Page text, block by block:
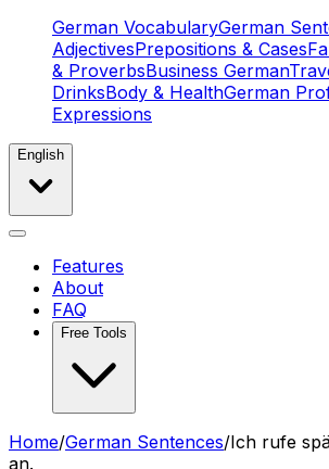
German VocabularyGerman
AdjectivesPrepositions & Cases
& ProverbsBusiness German
DrinksBody & HealthGerman
Expressions
English
Features
About
FAQ
Free Tools
Home/German Sentences/Ich rufe
an.